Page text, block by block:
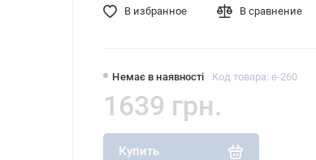
Немає в наявності Код товара: e-260
1639 грн.
Купить
В избранное В сравнение